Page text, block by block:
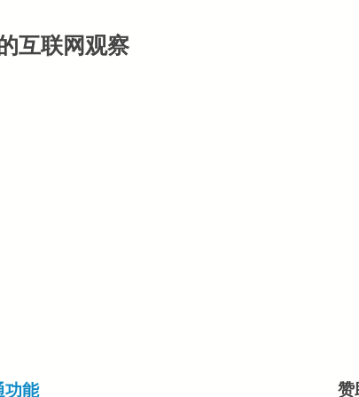
互联网观察
能 赞